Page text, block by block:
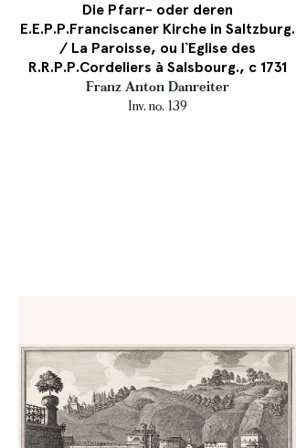
Die Pfarr- oder deren
E.E.P.P.Franciscaner Kirche in Saltzburg.
/ La Paroisse, ou l`Eglise des
R.R.P.P.Cordeliers à Salsbourg., c 1731
Franz Anton Danreiter
Inv. no. 139